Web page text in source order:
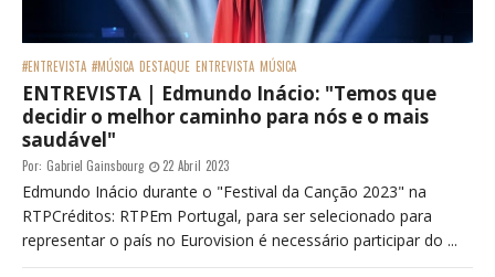
#ENTREVISTA #MÚSICA DESTAQUE ENTREVISTA MÚSICA
ENTREVISTA | Edmundo Inácio: "Temos que
decidir o melhor caminho para nós e o mais
saudável"
Por: Gabriel Gainsbourg 22 Abril 2023
Edmundo Inácio durante o "Festival da Canção 2023" na
RTPCréditos: RTPEm Portugal, para ser selecionado para
representar o país no Eurovision é necessário participar do ...